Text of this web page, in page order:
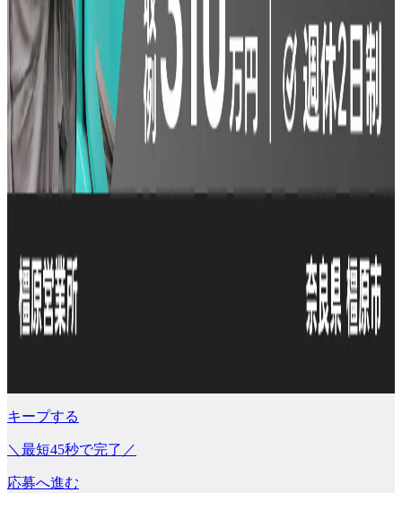
キープする
＼最短45秒で完了／
応募へ進む